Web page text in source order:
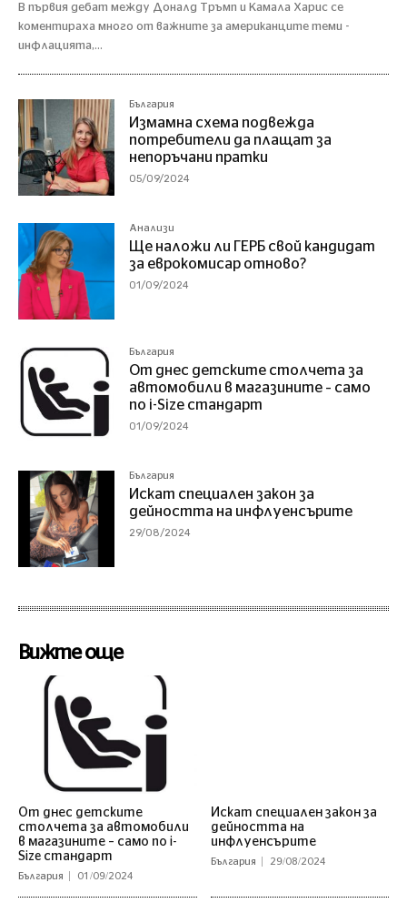
В първия дебат между Доналд Тръмп и Камала Харис се
коментираха много от важните за американците теми -
инфлацията,...
България
Измамна схема подвежда
потребители да плащат за
непоръчани пратки
05/09/2024
Анализи
Ще наложи ли ГЕРБ свой кандидат
за еврокомисар отново?
01/09/2024
България
От днес детските столчета за
автомобили в магазините – само
по i-Size стандарт
01/09/2024
България
Искат специален закон за
дейността на инфлуенсърите
29/08/2024
Вижте още
От днес детските
столчета за автомобили
в магазините – само по i-
Size стандарт
България 01/09/2024
Искат специален закон за
дейността на
инфлуенсърите
България 29/08/2024